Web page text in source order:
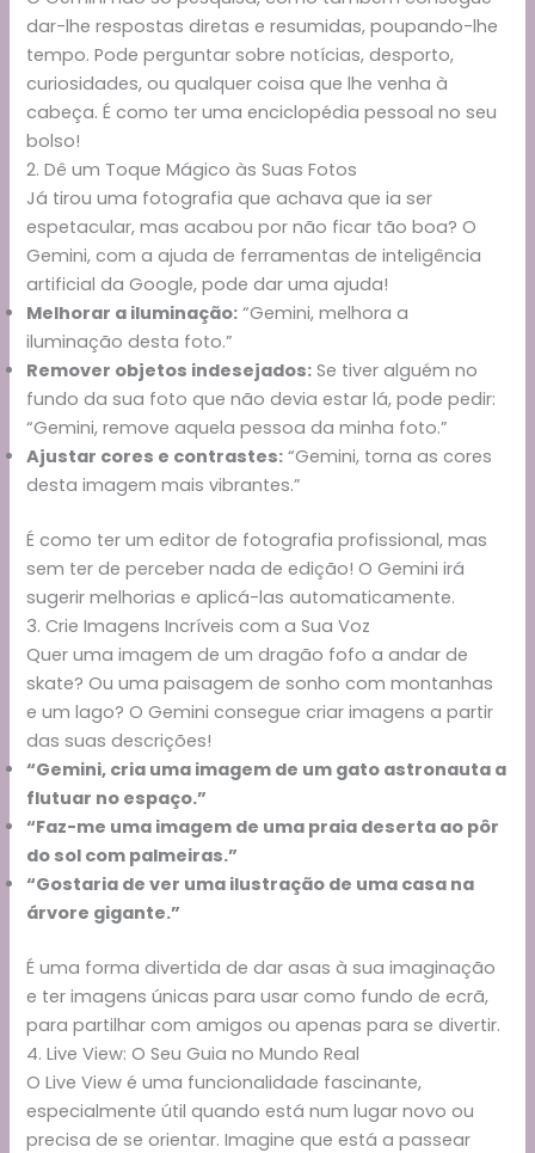
dar-lhe respostas diretas e resumidas, poupando-lhe
tempo. Pode perguntar sobre notícias, desporto,
curiosidades, ou qualquer coisa que lhe venha à
cabeça. É como ter uma enciclopédia pessoal no seu
bolso!
2. Dê um Toque Mágico às Suas Fotos
Já tirou uma fotografia que achava que ia ser
espetacular, mas acabou por não ficar tão boa? O
Gemini, com a ajuda de ferramentas de inteligência
artificial da Google, pode dar uma ajuda!
Melhorar a iluminação: “Gemini, melhora a
iluminação desta foto.”
Remover objetos indesejados: Se tiver alguém no
fundo da sua foto que não devia estar lá, pode pedir:
“Gemini, remove aquela pessoa da minha foto.”
Ajustar cores e contrastes: “Gemini, torna as cores
desta imagem mais vibrantes.”
É como ter um editor de fotografia profissional, mas
sem ter de perceber nada de edição! O Gemini irá
sugerir melhorias e aplicá-las automaticamente.
3. Crie Imagens Incríveis com a Sua Voz
Quer uma imagem de um dragão fofo a andar de
skate? Ou uma paisagem de sonho com montanhas
e um lago? O Gemini consegue criar imagens a partir
das suas descrições!
“Gemini, cria uma imagem de um gato astronauta a
flutuar no espaço.”
“Faz-me uma imagem de uma praia deserta ao pôr
do sol com palmeiras.”
“Gostaria de ver uma ilustração de uma casa na
árvore gigante.”
É uma forma divertida de dar asas à sua imaginação
e ter imagens únicas para usar como fundo de ecrã,
para partilhar com amigos ou apenas para se divertir.
4. Live View: O Seu Guia no Mundo Real
O Live View é uma funcionalidade fascinante,
especialmente útil quando está num lugar novo ou
precisa de se orientar. Imagine que está a passear